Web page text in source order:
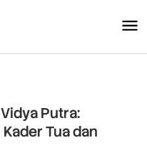
Putra:
Tua dan